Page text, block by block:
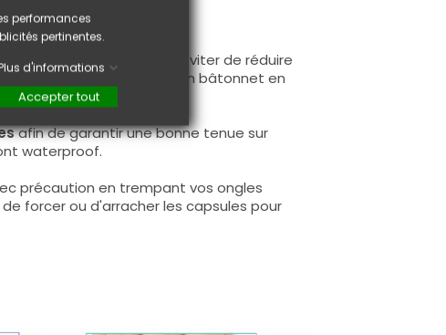
avec vos doigts pour éviter de réduire
une pincette Nail Art ou un bâtonnet en
afin de garantir une bonne tenue sur
waterproof.
précaution en trempant vos ongles
forcer ou d'arracher les capsules pour
performances
pertinentes.
d'informations
Accepter tout